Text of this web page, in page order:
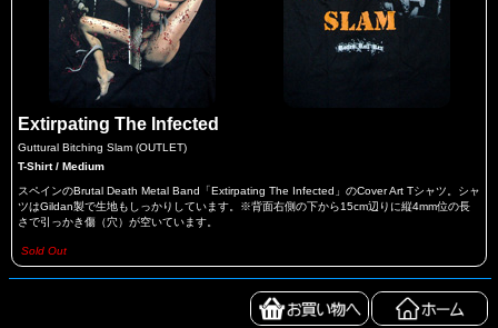
Extirpating The Infected
Guttural Bitching Slam (OUTLET)
T-Shirt / Medium
スペインのBrutal Death Metal Band「Extirpating The Infected」のCover Art Tシャツ。シャ
ツはGildan製で生地もしっかりしています。※背面右側の下から15cm辺りに縦4mm位の長
さで引っかき傷（穴）が空いています。
Sold Out